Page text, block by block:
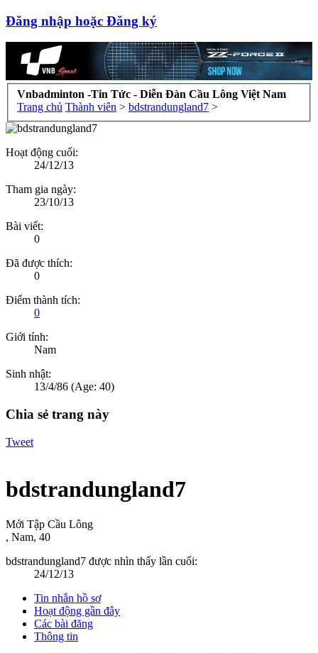
Đăng nhập hoặc Đăng ký
Vnbadminton -Tin Tức - Diễn Đàn Cầu Lông Việt Nam
Trang chủ Thành viên > bdstrandungland7 >
Hoạt động cuối:
24/12/13
Tham gia ngày:
23/10/13
Bài viết:
0
Đã được thích:
0
Điểm thành tích:
0
Giới tính:
Nam
Sinh nhật:
13/4/86 (Age: 40)
Chia sẻ trang này
Tweet
bdstrandungland7
Mới Tập Cầu Lông
, Nam, 40
bdstrandungland7 được nhìn thấy lần cuối:
24/12/13
Tin nhắn hồ sơ
Hoạt động gần đây
Các bài đăng
Thông tin